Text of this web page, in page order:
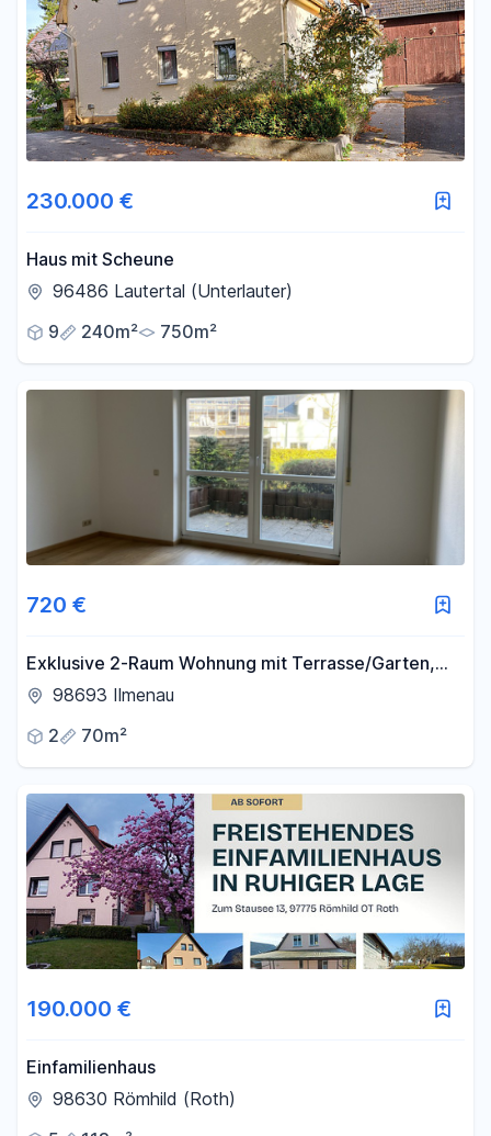
230.000 €
Haus mit Scheune
96486 Lautertal (Unterlauter)
9
240m² 750m²
720 €
Exklusive 2-Raum Wohnung mit Terrasse/Garten,
Stellplatz und EBK
98693 Ilmenau
2
70m²
190.000 €
Einfamilienhaus
98630 Römhild (Roth)